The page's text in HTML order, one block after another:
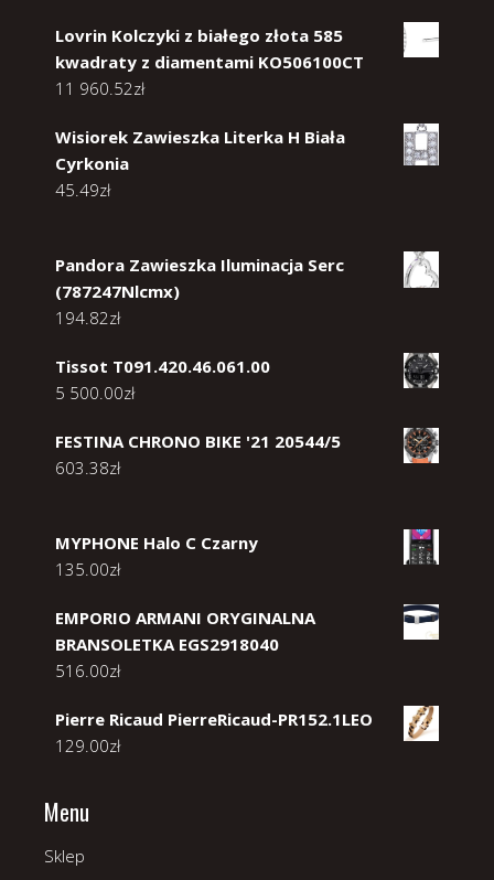
Lovrin Kolczyki z białego złota 585
kwadraty z diamentami KO506100CT
11 960.52zł
Wisiorek Zawieszka Literka H Biała
Cyrkonia
45.49zł
Pandora Zawieszka Iluminacja Serc
(787247Nlcmx)
194.82zł
Tissot T091.420.46.061.00
5 500.00zł
FESTINA CHRONO BIKE '21 20544/5
603.38zł
MYPHONE Halo C Czarny
135.00zł
EMPORIO ARMANI ORYGINALNA
BRANSOLETKA EGS2918040
516.00zł
Pierre Ricaud PierreRicaud-PR152.1LEO
129.00zł
Menu
Sklep